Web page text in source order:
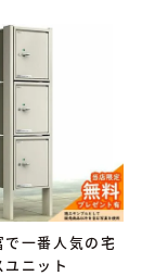
一番人気の宅
ニット